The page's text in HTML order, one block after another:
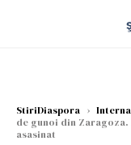
StiriDiaspora ›
de gunoi din
asasinat